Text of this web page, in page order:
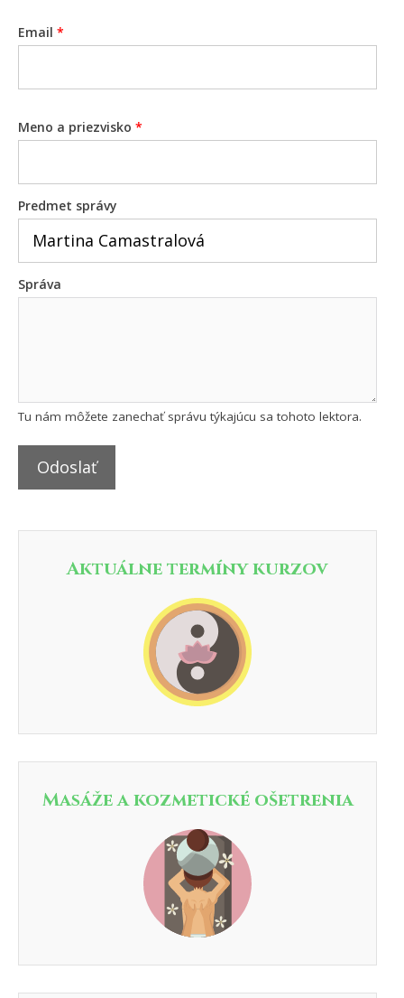
Email *
Meno a priezvisko *
Predmet správy
Správa
Tu nám môžete zanechať správu týkajúcu sa tohoto lektora.
Odoslať
Aktuálne termíny kurzov
Masáže a kozmetické ošetrenia